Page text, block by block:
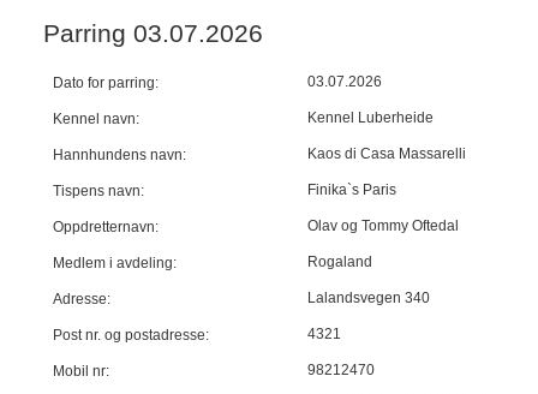
Parring 03.07.2026
Dato for parring: 03.07.2026
Kennel navn: Kennel Luberheide
Hannhundens navn: Kaos di Casa Massarelli
Tispens navn: Finika`s Paris
Oppdretternavn: Olav og Tommy Oftedal
Medlem i avdeling: Rogaland
Adresse: Lalandsvegen 340
Post nr. og postadresse: 4321
Mobil nr: 98212470